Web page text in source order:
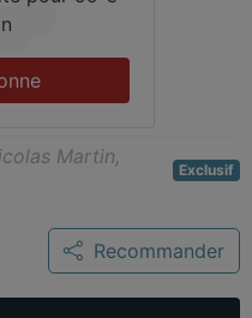
Martin,
Exclusif
Recommander